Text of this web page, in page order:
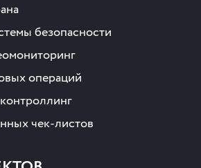
безопасности
операций
чек-листов